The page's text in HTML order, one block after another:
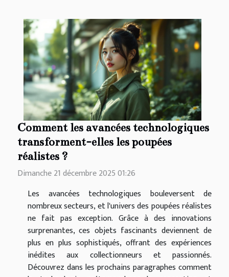
Comment les avancées technologiques
transforment-elles les poupées
réalistes ?
Dimanche 21 décembre 2025 01:26
Les avancées technologiques bouleversent de
nombreux secteurs, et l'univers des poupées réalistes
ne fait pas exception. Grâce à des innovations
surprenantes, ces objets fascinants deviennent de
plus en plus sophistiqués, offrant des expériences
inédites aux collectionneurs et passionnés.
Découvrez dans les prochains paragraphes comment